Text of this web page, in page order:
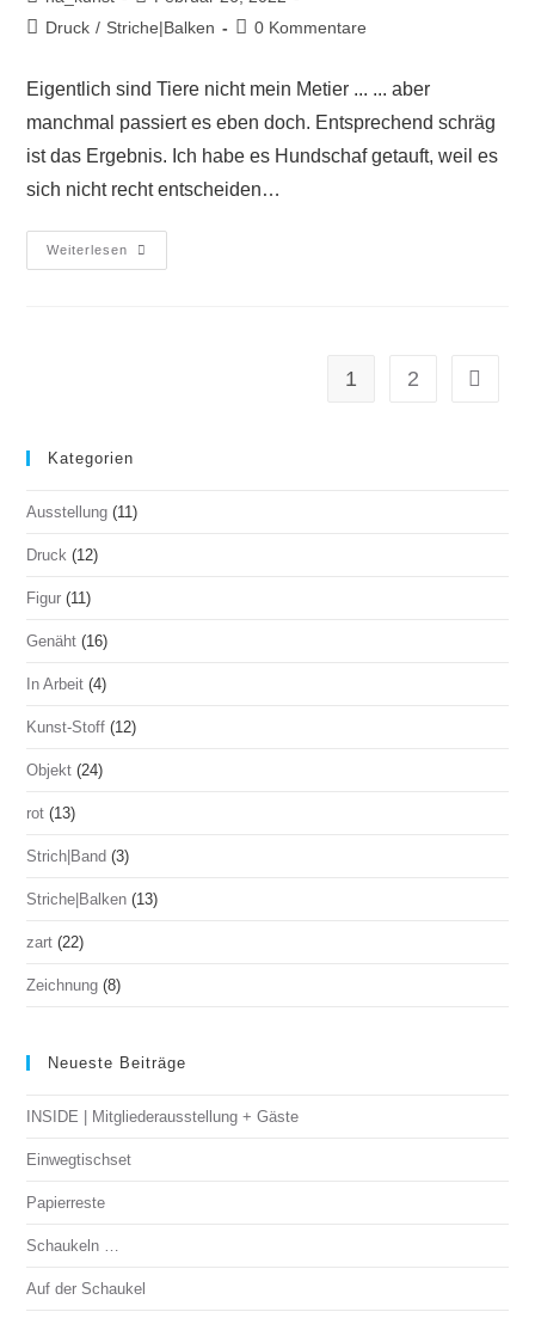
Druck / Striche|Balken 0 Kommentare
Eigentlich sind Tiere nicht mein Metier ... ... aber
manchmal passiert es eben doch. Entsprechend schräg
ist das Ergebnis. Ich habe es Hundschaf getauft, weil es
sich nicht recht entscheiden…
Weiterlesen
1 2
Kategorien
Ausstellung (11)
Druck (12)
Figur (11)
Genäht (16)
In Arbeit (4)
Kunst-Stoff (12)
Objekt (24)
rot (13)
Strich|Band (3)
Striche|Balken (13)
zart (22)
Zeichnung (8)
Neueste Beiträge
INSIDE | Mitgliederausstellung + Gäste
Einwegtischset
Papierreste
Schaukeln …
Auf der Schaukel